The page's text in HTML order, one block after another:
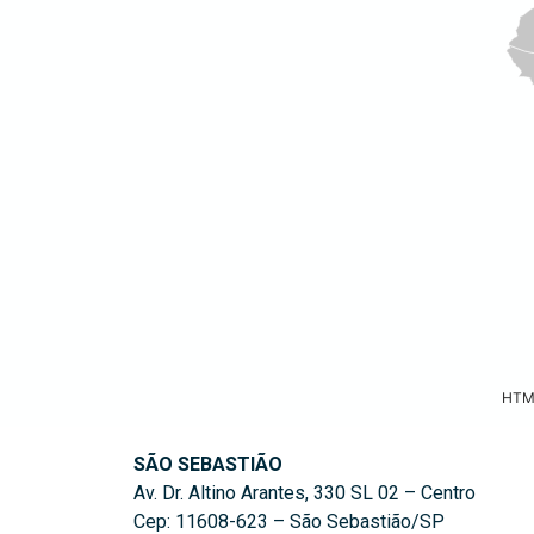
SÃO SEBASTIÃO
Av. Dr. Altino Arantes, 330 SL 02 – Centro
Cep: 11608-623 – São Sebastião/SP